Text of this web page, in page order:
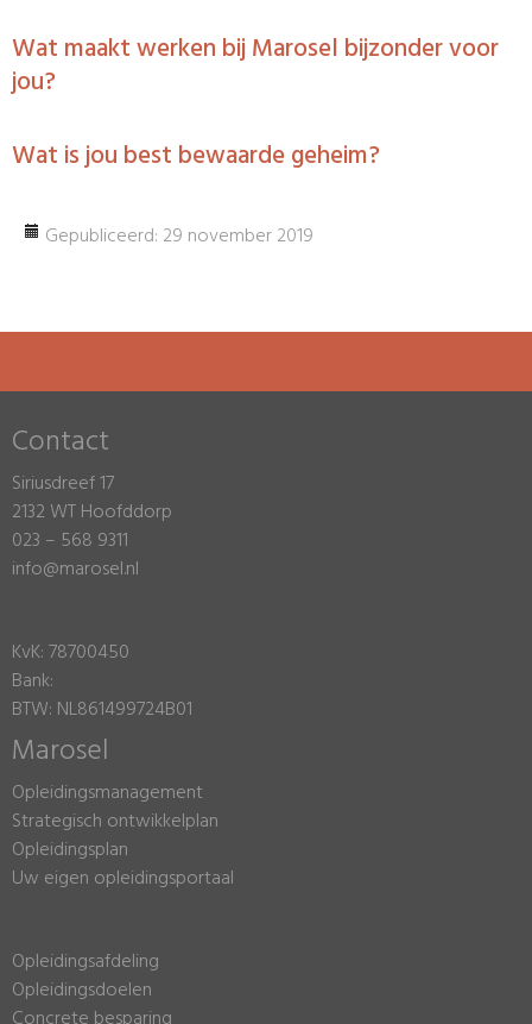
Wat maakt werken bij Marosel bijzonder voor
jou?
Wat is jou best bewaarde geheim?
Gepubliceerd: 29 november 2019
Contact
Siriusdreef 17
2132 WT Hoofddorp
023 – 568 9311
info@marosel.nl
KvK: 78700450
Bank:
BTW: NL861499724B01
Marosel
Opleidingsmanagement
Strategisch ontwikkelplan
Opleidingsplan
Uw eigen opleidingsportaal
Opleidingsafdeling
Opleidingsdoelen